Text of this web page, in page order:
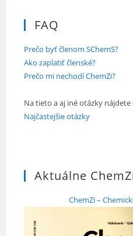
FAQ
Prečo byť členom SChemS?
Ako zaplatiť členské?
Prečo mi nechodí ChemZi?
Na tieto a aj iné otázky
Najčastejšie otázky
Aktuálne
ChemZi –